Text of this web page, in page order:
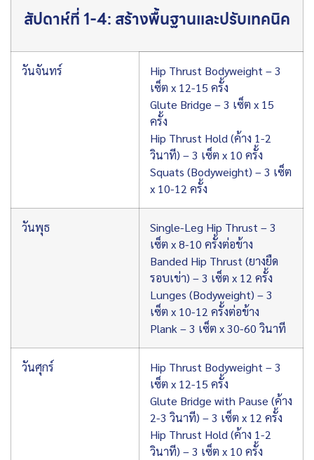
สัปดาห์ที่ 1-4: สร้างพื้นฐานและปรับเทคนิค
วันจันทร์
Hip Thrust Bodyweight – 3
เซ็ต x 12-15 ครั้ง
Glute Bridge – 3 เซ็ต x 15
ครั้ง
Hip Thrust Hold (ค้าง 1-2
วินาที) – 3 เซ็ต x 10 ครั้ง
Squats (Bodyweight) – 3 เซ็ต
x 10-12 ครั้ง
วันพุธ
Single-Leg Hip Thrust – 3
เซ็ต x 8-10 ครั้งต่อข้าง
Banded Hip Thrust (ยางยืด
รอบเข่า) – 3 เซ็ต x 12 ครั้ง
Lunges (Bodyweight) – 3
เซ็ต x 10-12 ครั้งต่อข้าง
Plank – 3 เซ็ต x 30-60 วินาที
วันศุกร์
Hip Thrust Bodyweight – 3
เซ็ต x 12-15 ครั้ง
Glute Bridge with Pause (ค้าง
2-3 วินาที) – 3 เซ็ต x 12 ครั้ง
Hip Thrust Hold (ค้าง 1-2
วินาที) – 3 เซ็ต x 10 ครั้ง